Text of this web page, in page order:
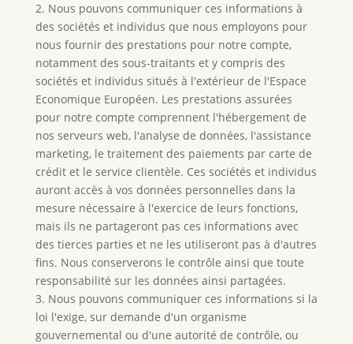
2. Nous pouvons communiquer ces informations à
des sociétés et individus que nous employons pour
nous fournir des prestations pour notre compte,
notamment des sous-traitants et y compris des
sociétés et individus situés à l'extérieur de l'Espace
Economique Européen. Les prestations assurées
pour notre compte comprennent l'hébergement de
nos serveurs web, l'analyse de données, l'assistance
marketing, le traitement des paiements par carte de
crédit et le service clientèle. Ces sociétés et individus
auront accès à vos données personnelles dans la
mesure nécessaire à l'exercice de leurs fonctions,
mais ils ne partageront pas ces informations avec
des tierces parties et ne les utiliseront pas à d'autres
fins. Nous conserverons le contrôle ainsi que toute
responsabilité sur les données ainsi partagées.
3. Nous pouvons communiquer ces informations si la
loi l'exige, sur demande d'un organisme
gouvernemental ou d'une autorité de contrôle, ou